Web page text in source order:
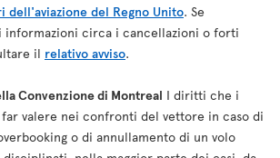
dell'aviazione del Regno Unito. Se
informazioni circa i cancellazioni o forti
il relativo avviso.
Convenzione di Montreal I diritti che i
far valere nei confronti del vettore in caso di
o di annullamento di un volo